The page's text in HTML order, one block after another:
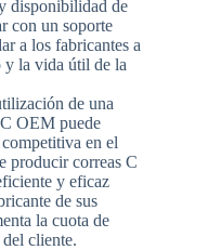
disponibilidad de
con un soporte
a los fabricantes a
y la vida útil de la
de una
OEM puede
en el
producir correas C
y eficaz
de sus
la cuota de
cliente.